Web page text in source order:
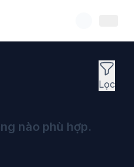
Lọc
nào phù hợp.